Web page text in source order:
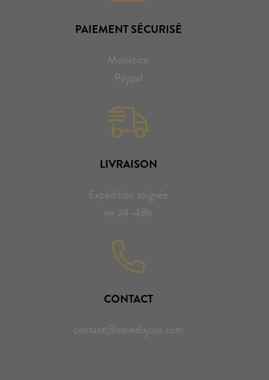
PAIEMENT SÉCURISÉ
Monetico
Paypal
LIVRAISON
Expédition soignée
en 24-48h
CONTACT
contact@cavedujour.com